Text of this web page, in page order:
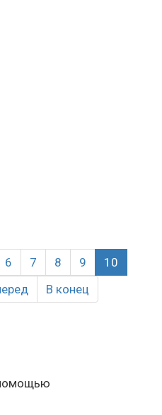
6 7 8 9
10
В конец
помощью